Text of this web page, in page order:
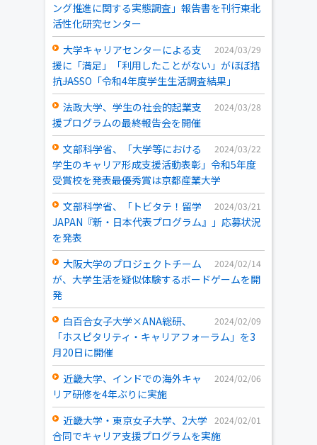
ング推進に関する実態調査」報告書を刊行――東北
活性化研究センター
2024/03/29
大学キャリアセンターによる支
援に「満足」「利用したことがない」がほぼ拮
抗――JASSO「令和4年度学生生活調査結果」
2024/03/28
法政大学、学生の社会的起業支
援プログラムの最終報告会を開催
2024/03/22
文部科学省、「大学等における
学生のキャリア形成支援活動表彰」令和5年度
受賞校を発表――最優秀賞は京都産業大学
2024/03/21
文部科学省、「トビタテ！留学
JAPAN『新・日本代表プログラム』」応募状況
を発表
2024/02/14
大阪大学のプロジェクトチーム
が、大学生活を疑似体験するボードゲームを開
発
2024/02/09
白百合女子大学×ANA総研、
「ホスピタリティ・キャリアフォーラム」を3
月20日に開催
2024/02/06
近畿大学、インドでの海外キャ
リア研修を4年ぶりに実施
2024/02/01
近畿大学・東京女子大学、2大学
合同でキャリア支援プログラムを実施